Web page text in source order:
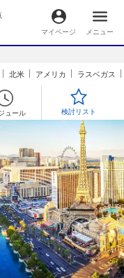
マイページ メニュー
北米 アメリカ ラスベガス
ュール 検討リスト